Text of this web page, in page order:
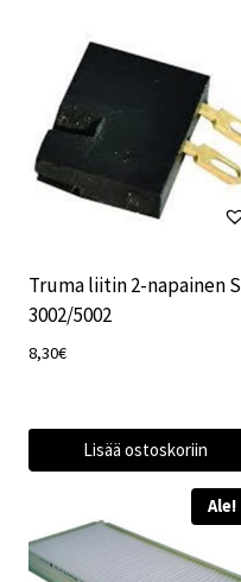
Truma liitin 2-napainen S
3002/5002
8,30€
Lisää ostoskoriin
Ale!